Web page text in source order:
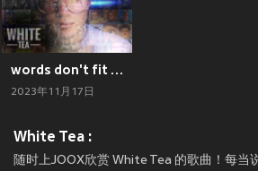
words don't fit (Explicit)
2023年11月17日
White Tea :
随时上JOOX欣赏 White Tea 的歌曲！每当